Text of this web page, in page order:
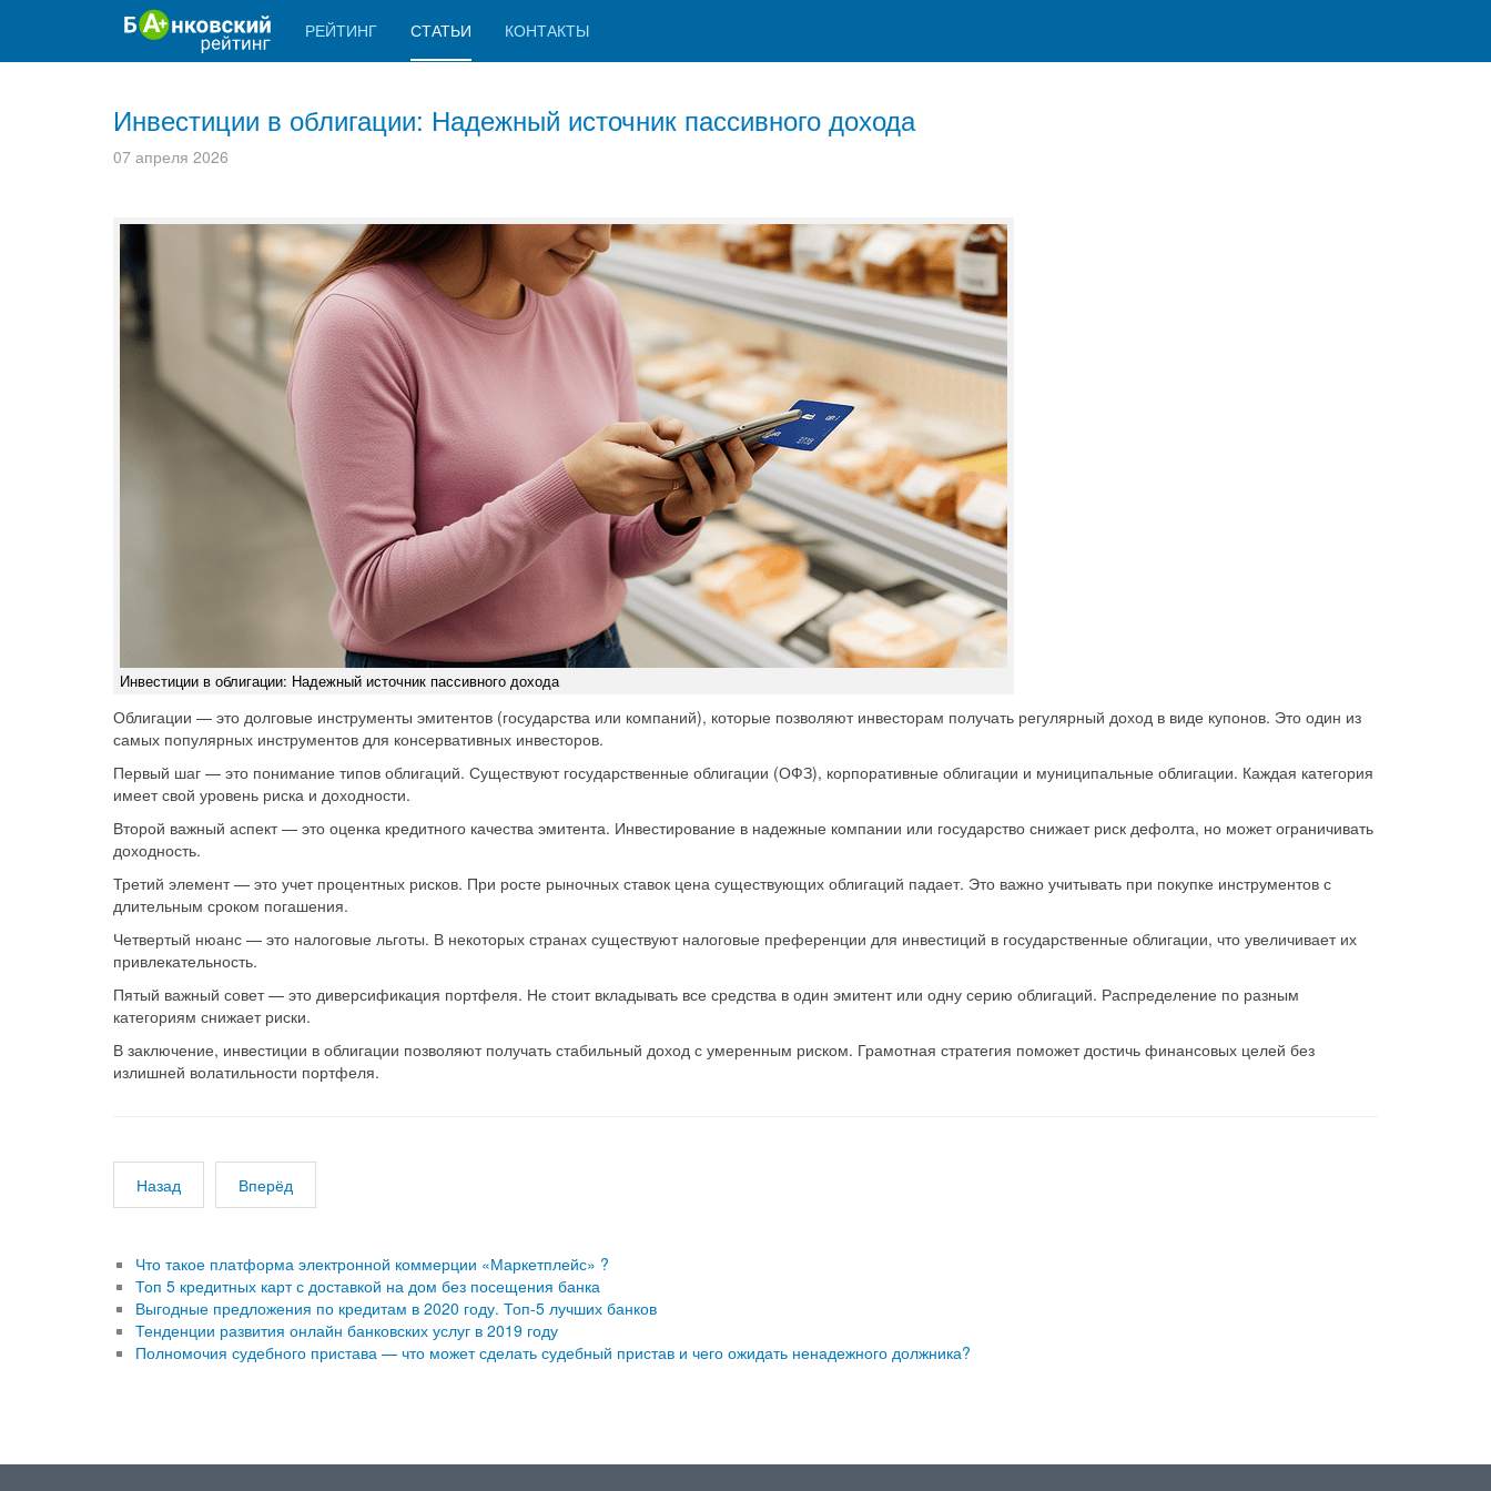
РЕЙТИНГ СТАТЬИ КОНТАКТЫ
Инвестиции в облигации: Надежный источник пассивного дохода
07 апреля 2026
Инвестиции в облигации: Надежный источник пассивного дохода
Облигации — это долговые инструменты эмитентов (государства или компаний), которые позволяют инвесторам получать регулярный доход в виде купонов. Это один из
самых популярных инструментов для консервативных инвесторов.
Первый шаг — это понимание типов облигаций. Существуют государственные облигации (ОФЗ), корпоративные облигации и муниципальные облигации. Каждая категория
имеет свой уровень риска и доходности.
Второй важный аспект — это оценка кредитного качества эмитента. Инвестирование в надежные компании или государство снижает риск дефолта, но может ограничивать
доходность.
Третий элемент — это учет процентных рисков. При росте рыночных ставок цена существующих облигаций падает. Это важно учитывать при покупке инструментов с
длительным сроком погашения.
Четвертый нюанс — это налоговые льготы. В некоторых странах существуют налоговые преференции для инвестиций в государственные облигации, что увеличивает их
привлекательность.
Пятый важный совет — это диверсификация портфеля. Не стоит вкладывать все средства в один эмитент или одну серию облигаций. Распределение по разным
категориям снижает риски.
В заключение, инвестиции в облигации позволяют получать стабильный доход с умеренным риском. Грамотная стратегия поможет достичь финансовых целей без
излишней волатильности портфеля.
Назад Вперёд
Что такое платформа электронной коммерции «Маркетплейс» ?
Топ 5 кредитных карт с доставкой на дом без посещения банка
Выгодные предложения по кредитам в 2020 году. Топ-5 лучших банков
Тенденции развития онлайн банковских услуг в 2019 году
Полномочия судебного пристава — что может сделать судебный пристав и чего ожидать ненадежного должника?